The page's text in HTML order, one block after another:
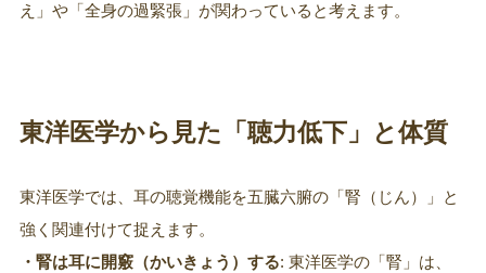
え」や「全身の過緊張」が関わっていると考えます。
東洋医学から見た「聴力低下」と体質
東洋医学では、耳の聴覚機能を五臓六腑の「腎（じん）」と
強く関連付けて捉えます。
・腎は耳に開竅（かいきょう）する: 東洋医学の「腎」は、